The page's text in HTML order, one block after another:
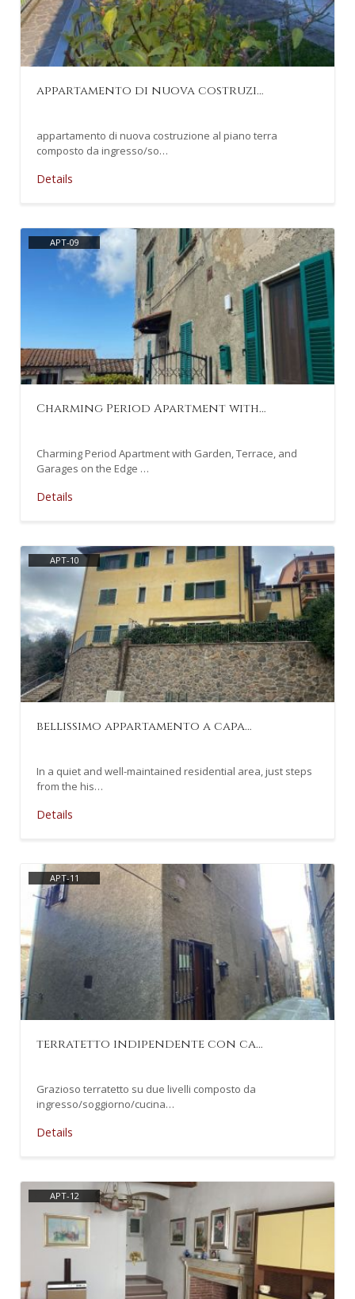
appartamento di nuova costruzi…
appartamento di nuova costruzione al piano terra
composto da ingresso/so…
Details
APT-09
Charming Period Apartment with…
Charming Period Apartment with Garden, Terrace, and
Garages on the Edge …
Details
APT-10
bellissimo appartamento a capa…
In a quiet and well-maintained residential area, just steps
from the his…
Details
APT-11
terratetto indipendente con ca…
Grazioso terratetto su due livelli composto da
ingresso/soggiorno/cucina…
Details
APT-12